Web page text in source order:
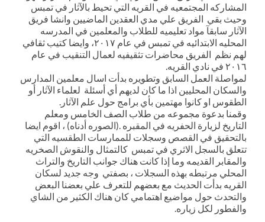
المشاركه المجتمعيه في القريه التي تحيط بالآثار في تمبس
وحيث بقي الفريق علي مدي العقدين الماضيين وانشا فريق
الآثار سابقآ مواد تعليميه للطلاب والمعلمين في المدرسه
المحليه الابتدائيه في تمبس في عام ٢٠١٧، وايضا كتيب ثقافي
لهم نظم الفريق محاضرات تثقيفيه لعمال التنقيب في عام
٢٠١٦ في نادي القريه.
لمواصلة العمل السابق وتطويره بدأت اسال معلمين المدارس
والسكان المحليين اذا ما كان لديهم أي أسئلة لعلماء الآثار أو
الطقوس او كانوا مهتمين بأي برامج حول علم الآثار.
وقمنا بدعوة مجموعه من طلاب الصف الخامس ومعلم
التاريخ لزيارة الحفريه في المقبره .(الصوره أدناه) ، اقوم ايضا
بالتحقيق في القصص وسجلات للممارسات الطقسيه التي
تتعلق بالسجل الاثري في تمبس كالتمثال والنقوش الصخريه
والمقابر القديمه وما إذا كانت هناك جوانب التاريخ والتراث
المحلي مرتبطه بهذه السجلات ، بصفتي وجه جديد لسكان
القريه بدأت الحديث مع بعضهم للتعرف علي بعضنا البعض
والتحدث حول مواضيع اهتمامي كان هناك الكثير من الشاي
والفطور لكل زياره.